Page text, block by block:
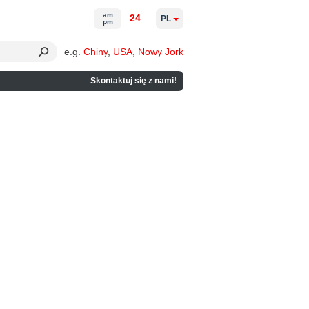
e.g. Chiny, USA Nowy Jork
Skontaktuj się z nami!
am
pm
24 PL